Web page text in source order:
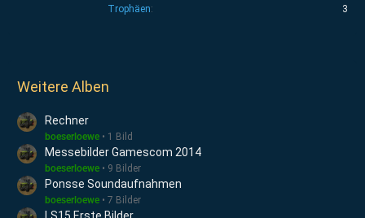
Trophäen
3
Weitere Alben
Rechner
boeserloewe 1 Bild
Messebilder Gamescom 2014
boeserloewe 9 Bilder
Ponsse Soundaufnahmen
boeserloewe 7 Bilder